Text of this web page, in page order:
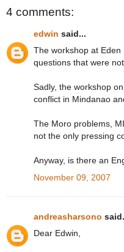
4 comments:
edwin said...
The workshop at
questions that were
Sadly, the workshop
conflict in Mindanao
The Moro problems,
not the only pressing
Anyway, is there an
November 09, 2007
andreasharsono
Dear Edwin,